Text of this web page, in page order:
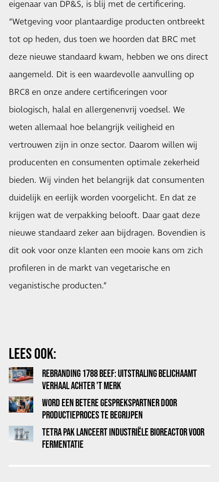
eigenaar van DP&S, is blij met de certificering.
“Wetgeving voor plantaardige producten ontbreekt
tot op heden, dus toen we hoorden dat BRC met
deze nieuwe standaard kwam, hebben we ons direct
aangemeld. Dit is een waardevolle aanvulling op
BRC8 en onze andere certificeringen voor
biologisch, halal en allergenenvrij voedsel. We
weten allemaal hoe belangrijk veiligheid en
vertrouwen zijn in onze sector. Daarom willen wij
producenten en consumenten optimale zekerheid
bieden. Wij vinden het belangrijk dat consumenten
duidelijk en eerlijk worden voorgelicht. En dat ze
krijgen wat de verpakking belooft. Daar gaat deze
nieuwe standaard zeker aan bijdragen. Bovendien is
dit ook voor onze klanten een mooie kans om zich
profileren in de markt van vegetarische en
veganistische producten.”
LEES OOK:
REBRANDING 1788 BEEF: UITSTRALING BELICHAAMT
VERHAAL ACHTER 'T MERK
WORD EEN BETERE GESPREKSPARTNER DOOR
PRODUCTIEPROCES TE BEGRIJPEN
TETRA PAK LANCEERT INDUSTRIËLE BIOREACTOR VOOR
FERMENTATIE